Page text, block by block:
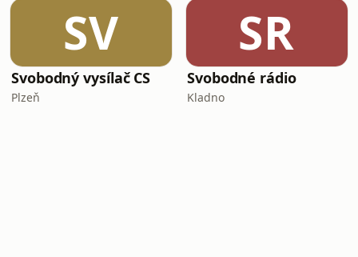
SV
Svobodný vysílač CS
Plzeň
SR
Svobodné rádio
Kladno